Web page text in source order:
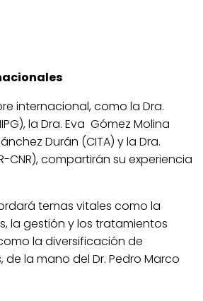
internacional, como la Dra.
la Dra. Eva Gómez Molina
Durán (CITA) y la Dra.
CNR), compartirán su experiencia
temas vitales como la
la gestión y los tratamientos
la diversificación de
la mano del Dr. Pedro Marco